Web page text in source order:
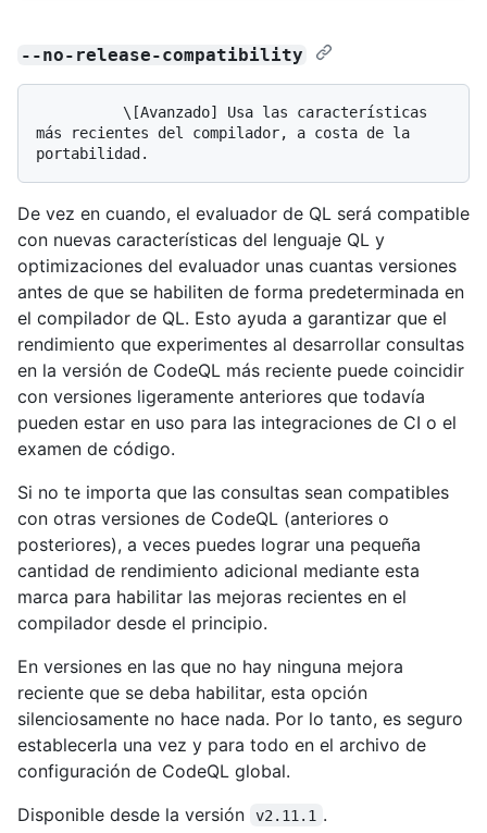
--no-release-compatibility
más recientes del compilador, a costa de la
De vez en cuando, el evaluador de QL será compatible
con nuevas características del lenguaje QL y
optimizaciones del evaluador unas cuantas versiones
antes de que se habiliten de forma predeterminada en
el compilador de QL. Esto ayuda a garantizar que el
rendimiento que experimentes al desarrollar consultas
en la versión de CodeQL más reciente puede coincidir
con versiones ligeramente anteriores que todavía
pueden estar en uso para las integraciones de CI o el
examen de código.
Si no te importa que las consultas sean compatibles
con otras versiones de CodeQL (anteriores o
posteriores), a veces puedes lograr una pequeña
cantidad de rendimiento adicional mediante esta
marca para habilitar las mejoras recientes en el
compilador desde el principio.
En versiones en las que no hay ninguna mejora
reciente que se deba habilitar, esta opción
silenciosamente no hace nada. Por lo tanto, es seguro
establecerla una vez y para todo en el archivo de
configuración de CodeQL global.
Disponible desde la versión
v2.11.1 .